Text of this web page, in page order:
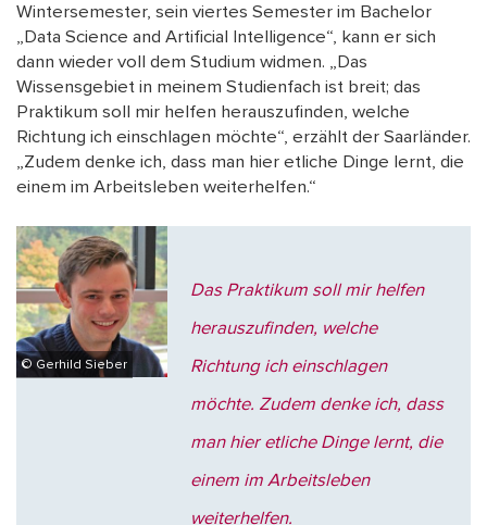
Wintersemester, sein viertes Semester im Bachelor
„Data Science and Artificial Intelligence“, kann er sich
dann wieder voll dem Studium widmen. „Das
Wissensgebiet in meinem Studienfach ist breit; das
Praktikum soll mir helfen herauszufinden, welche
Richtung ich einschlagen möchte“, erzählt der Saarländer.
„Zudem denke ich, dass man hier etliche Dinge lernt, die
einem im Arbeitsleben weiterhelfen.“
© Gerhild Sieber
Das Praktikum soll mir helfen
herauszufinden, welche
Richtung ich einschlagen
möchte. Zudem denke ich, dass
man hier etliche Dinge lernt, die
einem im Arbeitsleben
weiterhelfen.